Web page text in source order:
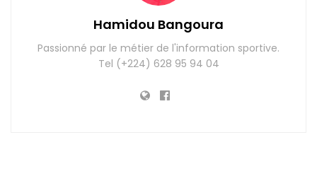
Hamidou Bangoura
Passionné par le métier de l'information sportive.
Tel (+224) 628 95 94 04